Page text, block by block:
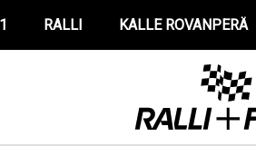
RALLI KALLE ROVANPERÄ